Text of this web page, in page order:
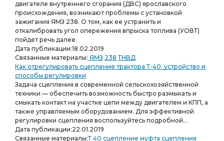
двигателе внутреннего сгорания (ДВС) ярославского
происхождения, возникают проблемы с установкой
зажигания ЯМЗ 238. О том, как ее устранить и
откалибровать угол опережения впрыска топлива (УОВТ)
пойдет речь далее.
Дата публикации:18.02.2019
Связанные материалы: ЯМЗ 238 ТНВД
Как отрегулировать сцепление трактора Т-40: устройство и
способы регулировки
Задача сцепления в современной сельскохозяйственной
техники — обеспечить возможность быстро размыкать и
смыкать контакт на участке цепи между двигателем и КПП, а
также управляемым оборудованием. Для эффективной
регулировки сцепления воспользуйтесь подробной...
Дата публикации:22.01.2019
Связанные материалы:Т 40 сцепление муфта сцепления